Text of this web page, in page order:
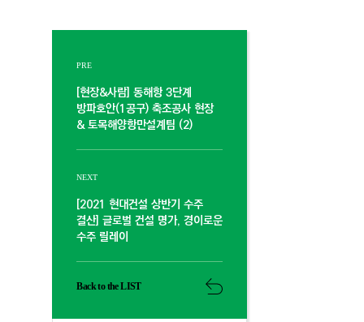
PRE
[현장&사람] 동해항 3단계
방파호안(1공구) 축조공사 현장
& 토목해양항만설계팀 (2)
NEXT
[2021 현대건설 상반기 수주
결산] 글로벌 건설 명가, 경이로운
수주 릴레이
Back to the LIST